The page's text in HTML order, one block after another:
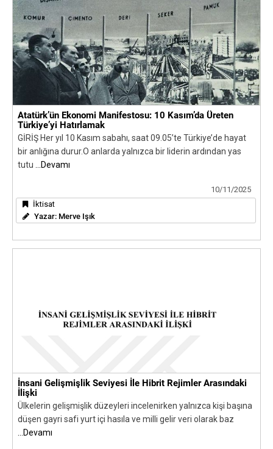
Atatürk’ün Ekonomi Manifestosu: 10 Kasım’da Üreten
Türkiye’yi Hatırlamak
GİRİŞ Her yıl 10 Kasım sabahı, saat 09.05’te Türkiye’de hayat
bir anlığına durur.O anlarda yalnızca bir liderin ardından yas
tutu
...Devamı
10/11/2025
İktisat
Yazar: Merve Işık
İnsani Gelişmişlik Seviyesi İle Hibrit Rejimler Arasındaki
İlişki
Ülkelerin gelişmişlik düzeyleri incelenirken yalnızca kişi başına
düşen gayri safi yurt içi hasıla ve milli gelir veri olarak baz
...Devamı